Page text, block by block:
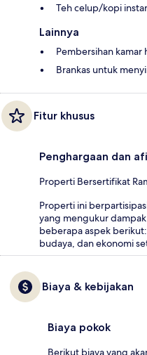
Teh celup/kopi
Lainnya
Pembersihan kamar
Brankas untuk
Fitur khusus
Penghargaan dan
Properti Bersertifikat
Properti ini
yang mengukur
beberapa aspek
budaya, dan ekonomi
Biaya & kebijakan
Biaya pokok
Berikut biaya yang